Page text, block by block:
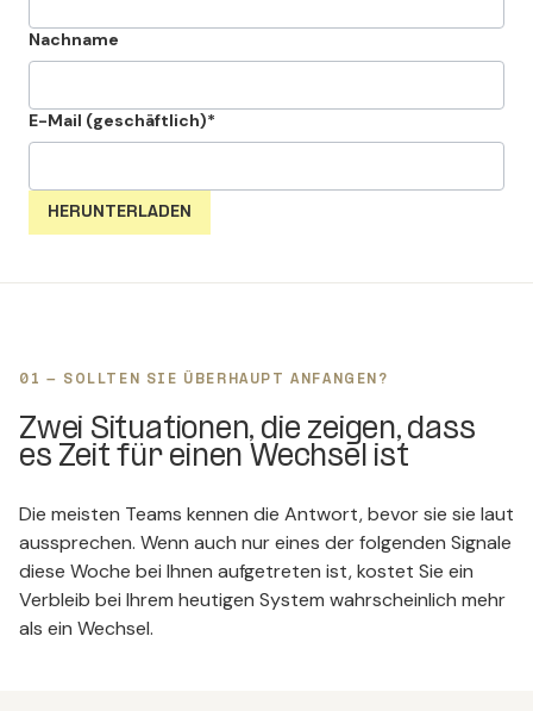
Nachname
E-Mail (geschäftlich)*
01 - SOLLTEN SIE ÜBERHAUPT ANFANGEN?
Zwei Situationen, die zeigen, dass
es Zeit für einen Wechsel ist
Die meisten Teams kennen die Antwort, bevor sie sie laut
aussprechen. Wenn auch nur eines der folgenden Signale
diese Woche bei Ihnen aufgetreten ist, kostet Sie ein
Verbleib bei Ihrem heutigen System wahrscheinlich mehr
als ein Wechsel.